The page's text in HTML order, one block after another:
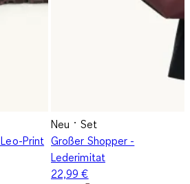
Print
Neu
Set
Großer Shopper -
Lederimitat
22,99 €